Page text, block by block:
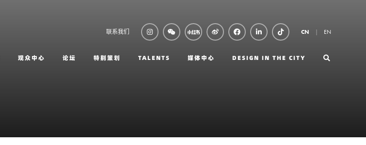
联系我们 CN EN
观众中心 论坛 特别策划 TALENTS 媒体中心 DESIGN IN THE CITY